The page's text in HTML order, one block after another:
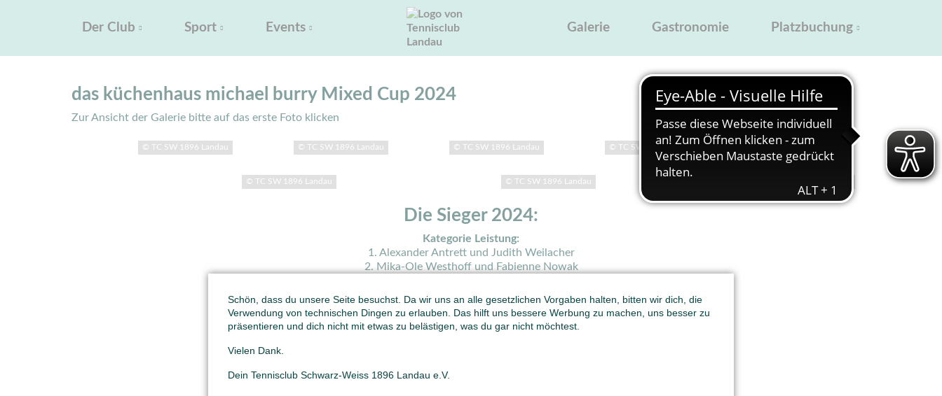
Der Club Sport Events Galerie Gastronomie Platzbuchung
das küchenhaus michael burry Mixed Cup 2024
Zur Ansicht der Galerie bitte auf das erste Foto klicken
© TC SW 1896 Landau © TC SW 1896 Landau © TC SW 1896 Landau © TC SW 1896 Landau
© TC SW 1896 Landau © TC SW 1896 Landau
Die Sieger 2024:
Kategorie Leistung:
1. Alexander Antrett und Judith Weilacher
2. Mika-Ole Westhoff und Fabienne Nowak
1. David Ill und Sophie Heinz
2. Daniel Roth und Nelly Fasch
2. Samuel Geiger und Julia Carolin Plickert
Schön, dass du unsere Seite besuchst. Da wir uns an alle gesetzlichen Vorgaben halten, bitten wir dich, die
Verwendung von technischen Dingen zu erlauben. Das hilft uns bessere Werbung zu machen, uns besser zu
präsentieren und dich nicht mit etwas zu belästigen, was du gar nicht möchtest.
Vielen Dank.
Dein Tennisclub Schwarz-Weiss 1896 Landau e.V.